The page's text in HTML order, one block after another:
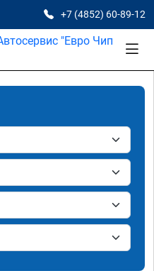
+7 (4852) 60-89-12